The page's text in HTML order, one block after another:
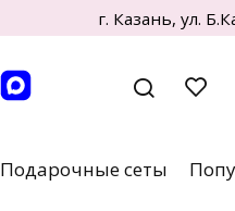
г. Казань, ул.
Подарочные сеты